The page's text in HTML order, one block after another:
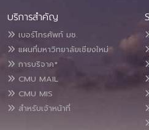
บริการสำคัญ
เบอร์โทรศัพท์ มช.
แผนที่มหาวิทยาลัยเชียงใหม่
การบริจาค*
CMU MAIL
CMU MIS
สำหรับเจ้าหน้าที่